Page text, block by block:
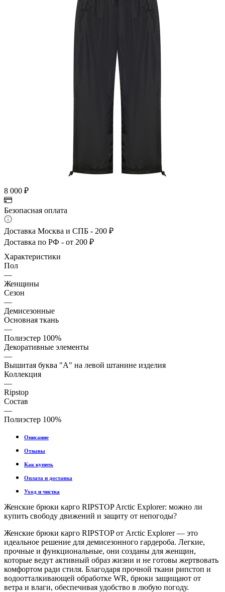
8 000 ₽
Безопасная оплата
Доставка Москва и СПБ - 200 ₽
Доставка по РФ - от 200 ₽
Характеристики
Пол
—
Женщины
Сезон
—
Демисезонные
Основная ткань
—
Полиэстер 100%
Декоративные элементы
—
Вышитая буква "A" на левой штанине изделия
Коллекция
—
Ripstop
Состав
—
Полиэстер 100%
Описание
Отзывы
Как купить
Оплата и доставка
Уход и чистка
Женские брюки карго RIPSTOP Arctic Explorer: можно ли
купить свободу движений и защиту от непогоды?
Женские брюки карго RIPSTOP от Arctic Explorer — это
идеальное решение для демисезонного гардероба. Легкие,
прочные и функциональные, они созданы для женщин,
которые ведут активный образ жизни и не готовы жертвовать
комфортом ради стиля. Благодаря прочной ткани рипстоп и
водоотталкивающей обработке WR, брюки защищают от
ветра и влаги, обеспечивая удобство в любую погоду.